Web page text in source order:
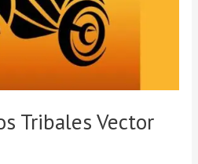
Tribales Vector